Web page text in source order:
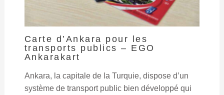
Carte d’Ankara pour les
transports publics – EGO
Ankarakart
Ankara, la capitale de la Turquie, dispose d’un
système de transport public bien développé qui